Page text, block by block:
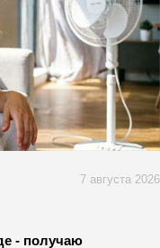
7 августа 2026
- получаю